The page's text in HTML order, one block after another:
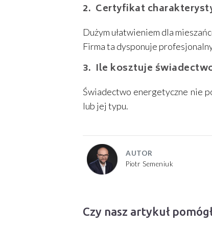
Certyfikat
Dużym ułatwieniem dla
Firma ta dysponuje
Ile kosztuje
Świadectwo energetyczne nie
lub jej typu.
AUTOR
Piotr Semeniuk
Czy nasz artykuł